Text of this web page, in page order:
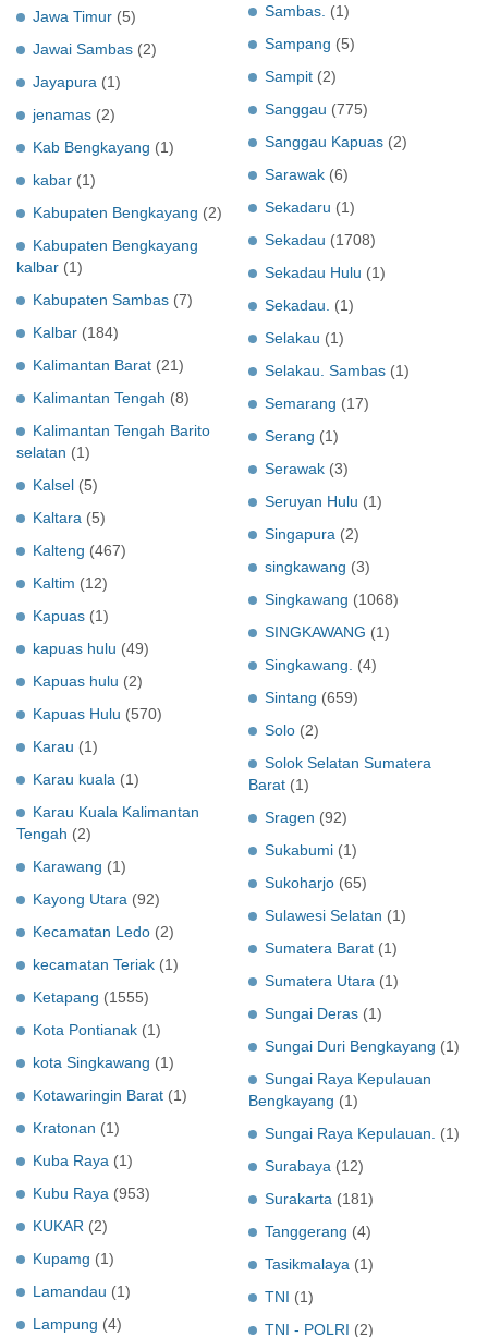
Jawa Timur (5)
Jawai Sambas (2)
Jayapura (1)
jenamas (2)
Kab Bengkayang (1)
kabar (1)
Kabupaten Bengkayang (2)
Kabupaten Bengkayang
kalbar (1)
Kabupaten Sambas (7)
Kalbar (184)
Kalimantan Barat (21)
Kalimantan Tengah (8)
Kalimantan Tengah Barito
selatan (1)
Kalsel (5)
Kaltara (5)
Kalteng (467)
Kaltim (12)
Kapuas (1)
kapuas hulu (49)
Kapuas hulu (2)
Kapuas Hulu (570)
Karau (1)
Karau kuala (1)
Karau Kuala Kalimantan
Tengah (2)
Karawang (1)
Kayong Utara (92)
Kecamatan Ledo (2)
kecamatan Teriak (1)
Ketapang (1555)
Kota Pontianak (1)
kota Singkawang (1)
Kotawaringin Barat (1)
Kratonan (1)
Kuba Raya (1)
Kubu Raya (953)
KUKAR (2)
Kupamg (1)
Lamandau (1)
Lampung (4)
Sambas. (1)
Sampang (5)
Sampit (2)
Sanggau (775)
Sanggau Kapuas (2)
Sarawak (6)
Sekadaru (1)
Sekadau (1708)
Sekadau Hulu (1)
Sekadau.
(1)
Selakau (1)
Selakau. Sambas (1)
Semarang (17)
Serang (1)
Serawak (3)
Seruyan Hulu (1)
Singapura (2)
singkawang (3)
Singkawang (1068)
SINGKAWANG (1)
Singkawang.
(4)
Sintang (659)
Solo (2)
Solok Selatan Sumatera
Barat (1)
Sragen (92)
Sukabumi (1)
Sukoharjo (65)
Sulawesi Selatan (1)
Sumatera Barat (1)
Sumatera Utara (1)
Sungai Deras (1)
Sungai Duri Bengkayang (1)
Sungai Raya Kepulauan
Bengkayang (1)
Sungai Raya Kepulauan.
(1)
Surabaya (12)
Surakarta (181)
Tanggerang (4)
Tasikmalaya (1)
TNI (1)
TNI - POLRI (2)